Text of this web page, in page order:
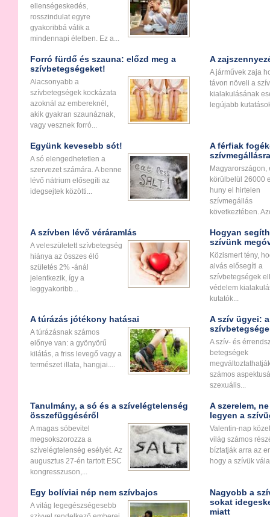
ellenségeskedés,
rosszindulat egyre
gyakoribbá válik a
mindennapi életben. Ez a...
Forró fürdő és szauna: előzd meg a
szívbetegségeket!
Alacsonyabb a
szívbetegségek kockázata
azoknál az embereknél,
akik gyakran szaunáznak,
vagy vesznek forró...
A
A járművek zaja
távon növeli a
kialakulásának
legújabb
Együnk kevesebb sót!
A só elengedhetetlen a
szervezet számára. A benne
lévő nátrium elősegíti az
idegsejtek közötti...
A férfiak
szívmegállásra
Magyarországon,
körülbelül 26000
huny el hirtelen
szívmegállás
következtében.
A szívben lévő véráramlás
A veleszületett szívbetegség
hiánya az összes élő
születés 2% -ánál
jelentkezik, így a
leggyakoribb...
Hogyan
szívünk
Közismert tény,
alvás elősegíti a
szívbetegségek
védelem
kutatók...
A túrázás jótékony hatásai
A túrázásnak számos
előnye van: a gyönyörű
kilátás, a friss levegő vagy a
természet illata, hangjai....
A szív ügyei:
A szív- és
betegségek
számos
szexuális...
Tanulmány, a só és a szívelégtelenség
összefüggéséről
A magas sóbevitel
megsokszorozza a
szívelégtelenség esélyét. Az
augusztus 27-én tartott ESC
kongresszuson,...
A szerelem,
legyen a
Valentin-nap
világ számos
bíztatják arra az
hogy a szívük
Egy bolíviai nép nem szívbajos
A világ legegészségesebb
Nagyobb a
sokat
miatt